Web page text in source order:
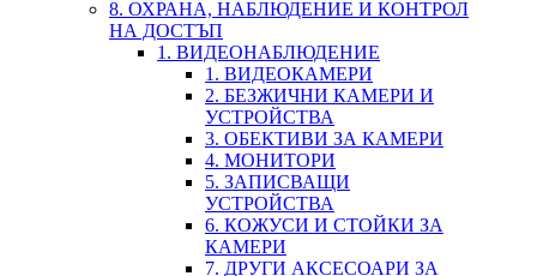
8. ОХРАНА, НАБЛЮДЕНИЕ И КОНТРОЛ
НА ДОСТЪП
1. ВИДЕОНАБЛЮДЕНИЕ
1. ВИДЕОКАМЕРИ
2. БЕЗЖИЧНИ КАМЕРИ И
УСТРОЙСТВА
3. ОБЕКТИВИ ЗА КАМЕРИ
4. МОНИТОРИ
5. ЗАПИСВАЩИ
УСТРОЙСТВА
6. КОЖУСИ И СТОЙКИ ЗА
КАМЕРИ
7. ДРУГИ АКСЕСОАРИ ЗА